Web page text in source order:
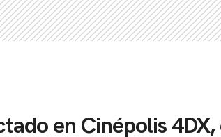
en Cinépolis